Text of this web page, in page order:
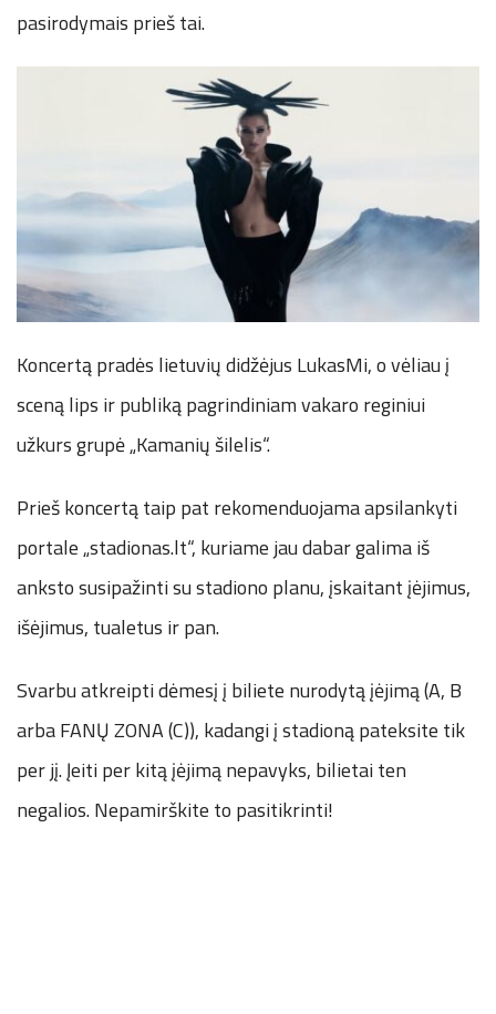
pasirodymais prieš tai.
Koncertą pradės lietuvių didžėjus LukasMi, o vėliau į
sceną lips ir publiką pagrindiniam vakaro reginiui
užkurs grupė „Kamanių šilelis“.
Prieš koncertą taip pat rekomenduojama apsilankyti
portale „stadionas.lt“, kuriame jau dabar galima iš
anksto susipažinti su stadiono planu, įskaitant įėjimus,
išėjimus, tualetus ir pan.
Svarbu atkreipti dėmesį į biliete nurodytą įėjimą (A, B
arba FANŲ ZONA (C)), kadangi į stadioną pateksite tik
per jį. Įeiti per kitą įėjimą nepavyks, bilietai ten
negalios. Nepamirškite to pasitikrinti!